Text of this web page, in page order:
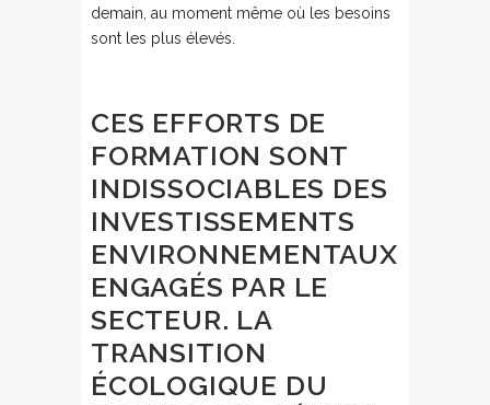
demain, au moment même où les besoins
sont les plus élevés.
CES EFFORTS DE
FORMATION SONT
INDISSOCIABLES DES
INVESTISSEMENTS
ENVIRONNEMENTAUX
ENGAGÉS PAR LE
SECTEUR. LA
TRANSITION
ÉCOLOGIQUE DU